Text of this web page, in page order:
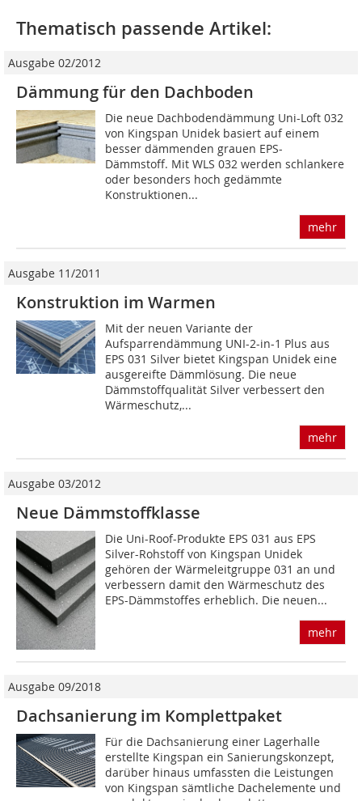
Thematisch passende Artikel:
Ausgabe 02/2012
Dämmung für den Dachboden
Die neue Dachbodendämmung Uni-Loft 032
von Kingspan Unidek basiert auf einem
besser dämmenden grauen EPS-
Dämmstoff. Mit WLS 032 werden schlankere
oder besonders hoch gedämmte
Konstruktionen...
mehr
Ausgabe 11/2011
Konstruktion im Warmen
Mit der neuen Variante der
Aufsparrendämmung UNI-2-in-1 Plus aus
EPS 031 Silver bietet Kingspan Unidek eine
ausgereifte Dämmlösung. Die neue
Dämmstoffqualität Silver verbessert den
Wärmeschutz,...
mehr
Ausgabe 03/2012
Neue Dämmstoffklasse
Die Uni-Roof-Produkte EPS 031 aus EPS
Silver-Rohstoff von Kingspan Unidek
gehören der Wärmeleitgruppe 031 an und
verbessern damit den Wärmeschutz des
EPS-Dämmstoffes erheblich. Die neuen...
mehr
Ausgabe 09/2018
Dachsanierung im Komplettpaket
Für die Dachsanierung einer Lagerhalle
erstellte Kingspan ein Sanierungskonzept,
darüber hinaus umfassten die Leistungen
von Kingspan sämtliche Dachelemente und